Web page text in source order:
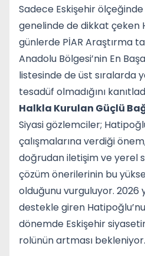
Sadece Eskişehir
genelinde de dikkat çeken
günlerde PİAR Araştırma
Anadolu Bölgesi’nin En
listesinde de üst sıralarda
tesadüf olmadığını
Halkla Kurulan Güçlü
Siyasi gözlemciler;
çalışmalarına verdiği
doğrudan iletişim ve yerel
çözüm önerilerinin bu
olduğunu vurguluyor. 2026
destekle giren
dönemde Eskişehir
rolünün artması bekleniyor.